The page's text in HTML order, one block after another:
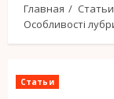
Главная
Статьи
Особливості
Статьи